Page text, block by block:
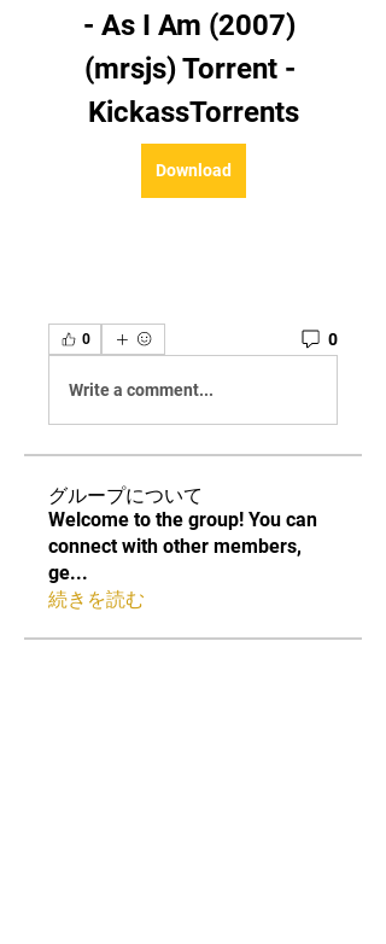
- As I Am (2007)
(mrsjs) Torrent -
KickassTorrents
Download
0 0
Write a comment...
グループについて
Welcome to the group! You can
connect with other members,
ge...
続きを読む